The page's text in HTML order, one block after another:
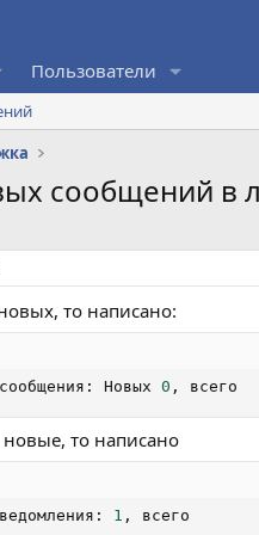
Пользователи
сообщений в
то написано:
: Новых 0 , всего
новые, то написано
: 1 , всего